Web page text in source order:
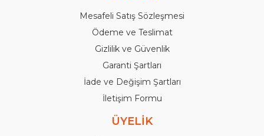
Mesafeli Satış Sözleşmesi
Ödeme ve Teslimat
Gizlilik ve Güvenlik
Garanti Şartları
İade ve Değişim Şartları
İletişim Formu
ÜYELİK